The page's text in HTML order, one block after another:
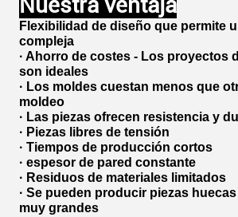
Flexibilidad de diseño que permite
compleja
· Ahorro de costes - Los proyectos
son ideales
· Los moldes cuestan menos que
moldeo
· Las piezas ofrecen resistencia y
· Piezas libres de tensión
· Tiempos de producción cortos
· espesor de pared constante
· Residuos de materiales limitados
· Se pueden producir piezas
muy grandes